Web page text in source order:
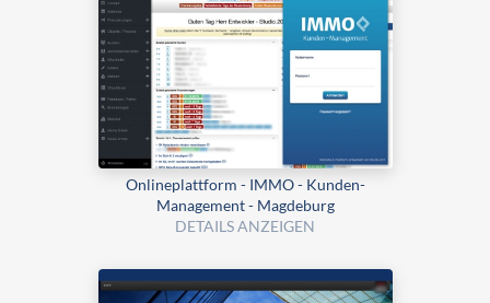
Onlineplattform - IMMO - Kunden-
Management - Magdeburg
DETAILS ANZEIGEN